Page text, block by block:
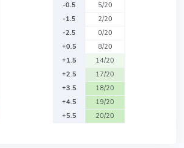
-0.5
5/20
-1.5
2/20
-2.5
0/20
+0.5
8/20
+1.5
14/20
+2.5
17/20
+3.5
18/20
+4.5
19/20
+5.5
20/20